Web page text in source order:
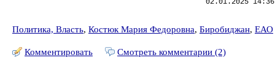
02.01.2025
Политика, Власть, Костюк Мария Федоровна, Биробиджан, ЕАО
Комментировать Смотреть комментарии (2)